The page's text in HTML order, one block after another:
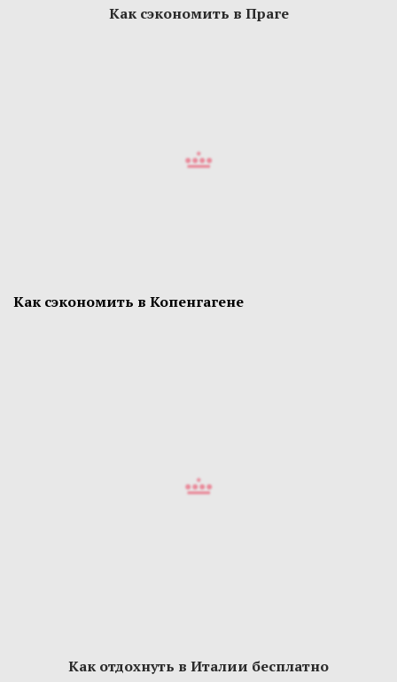
Как сэкономить в Праге
Как сэкономить в Копенгагене
Как отдохнуть в Италии бесплатно